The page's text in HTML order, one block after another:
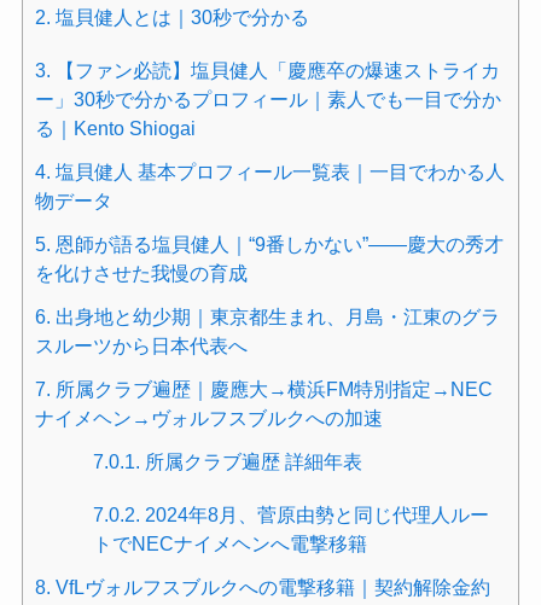
2. 塩貝健人とは｜30秒で分かる
3. 【ファン必読】塩貝健人「慶應卒の爆速ストライカ
ー」30秒で分かるプロフィール｜素人でも一目で分か
る｜Kento Shiogai
4. 塩貝健人 基本プロフィール一覧表｜一目でわかる人
物データ
5. 恩師が語る塩貝健人｜“9番しかない”——慶大の秀才
を化けさせた我慢の育成
6. 出身地と幼少期｜東京都生まれ、月島・江東のグラ
スルーツから日本代表へ
7. 所属クラブ遍歴｜慶應大→横浜FM特別指定→NEC
ナイメヘン→ヴォルフスブルクへの加速
7.0.1. 所属クラブ遍歴 詳細年表
7.0.2. 2024年8月、菅原由勢と同じ代理人ルー
トでNECナイメヘンへ電撃移籍
8. VfLヴォルフスブルクへの電撃移籍｜契約解除金約